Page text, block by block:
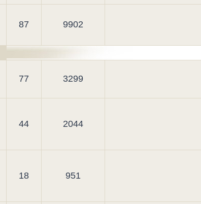
87 9902
77 3299
44 2044
18 951